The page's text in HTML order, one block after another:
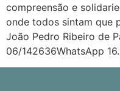
compreensão e
onde todos sintam que
João Pedro Ribeiro de
06/142636WhatsApp